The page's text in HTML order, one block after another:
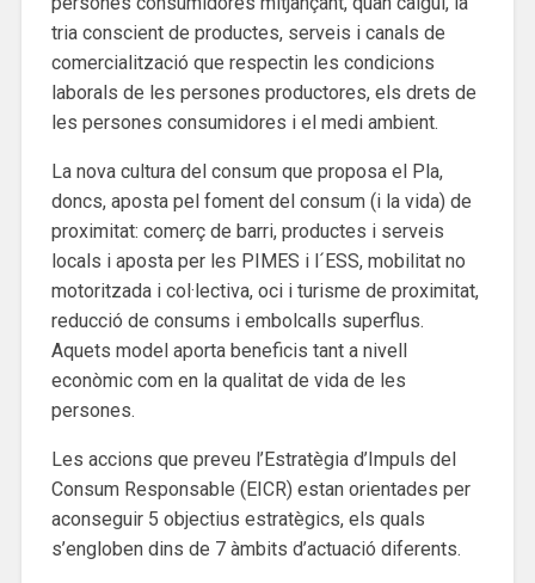
tria conscient de productes, serveis i canals de
comercialització que respectin les condicions
laborals de les persones productores, els drets de
les persones consumidores i el medi ambient.
La nova cultura del consum que proposa el Pla,
doncs, aposta pel foment del consum (i la vida) de
proximitat: comerç de barri, productes i serveis
locals i aposta per les PIMES i l´ESS, mobilitat no
motoritzada i col·lectiva, oci i turisme de proximitat,
reducció de consums i embolcalls superflus.
Aquets model aporta beneficis tant a nivell
econòmic com en la qualitat de vida de les
persones.
Les accions que preveu l’Estratègia d’Impuls del
Consum Responsable (EICR) estan orientades per
aconseguir 5 objectius estratègics, els quals
s’engloben dins de 7 àmbits d’actuació diferents.